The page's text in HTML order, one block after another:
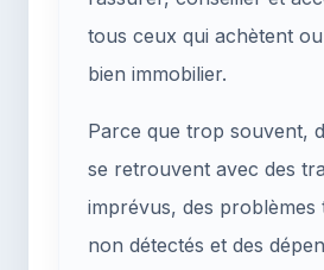
tous ceux qui achètent
bien immobilier.
Parce que trop souvent,
se retrouvent avec des
imprévus, des problèmes
non détectés et des